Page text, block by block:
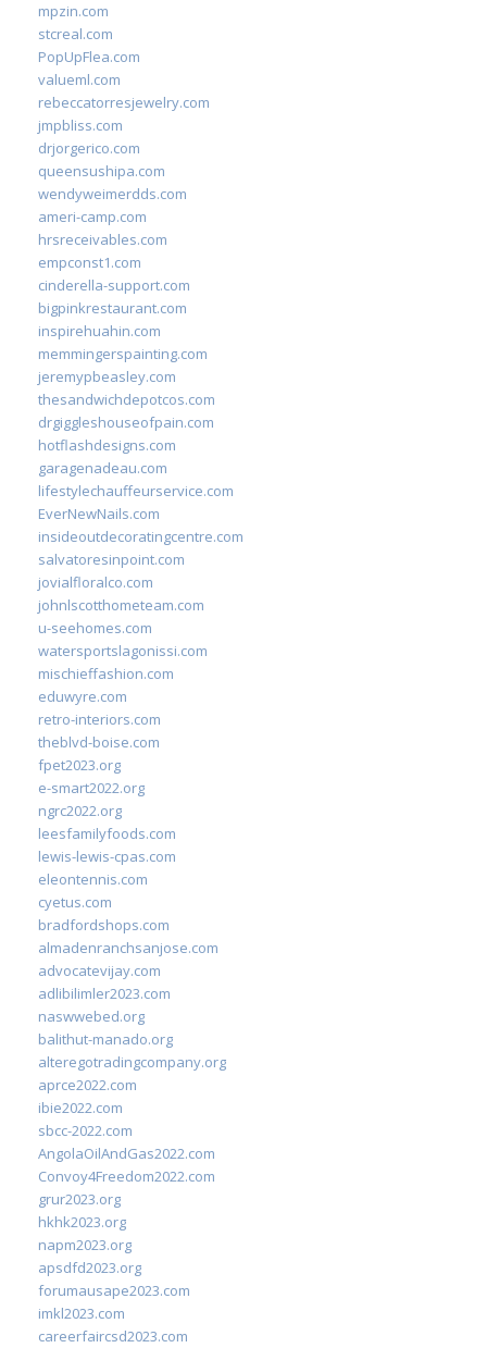
mpzin.com
stcreal.com
PopUpFlea.com
valueml.com
rebeccatorresjewelry.com
jmpbliss.com
drjorgerico.com
queensushipa.com
wendyweimerdds.com
ameri-camp.com
hrsreceivables.com
empconst1.com
cinderella-support.com
bigpinkrestaurant.com
inspirehuahin.com
memmingerspainting.com
jeremypbeasley.com
thesandwichdepotcos.com
drgiggleshouseofpain.com
hotflashdesigns.com
garagenadeau.com
lifestylechauffeurservice.com
EverNewNails.com
insideoutdecoratingcentre.com
salvatoresinpoint.com
jovialfloralco.com
johnlscotthometeam.com
u-seehomes.com
watersportslagonissi.com
mischieffashion.com
eduwyre.com
retro-interiors.com
theblvd-boise.com
fpet2023.org
e-smart2022.org
ngrc2022.org
leesfamilyfoods.com
lewis-lewis-cpas.com
eleontennis.com
cyetus.com
bradfordshops.com
almadenranchsanjose.com
advocatevijay.com
adlibilimler2023.com
naswwebed.org
balithut-manado.org
alteregotradingcompany.org
aprce2022.com
ibie2022.com
sbcc-2022.com
AngolaOilAndGas2022.com
Convoy4Freedom2022.com
grur2023.org
hkhk2023.org
napm2023.org
apsdfd2023.org
forumausape2023.com
imkl2023.com
careerfaircsd2023.com